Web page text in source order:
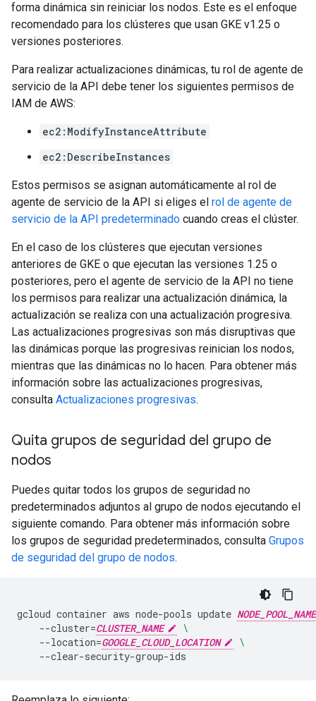
forma dinámica sin reiniciar los nodos. Este es el enfoque
recomendado para los clústeres que usan GKE v1.25 o
versiones posteriores.
Para realizar actualizaciones dinámicas, tu rol de agente de
servicio de la API debe tener los siguientes permisos de
IAM de AWS:
ec2:ModifyInstanceAttribute
ec2:DescribeInstances
Estos permisos se asignan automáticamente al rol de
agente de servicio de la API si eliges el rol de agente de
servicio de la API predeterminado cuando creas el clúster.
En el caso de los clústeres que ejecutan versiones
anteriores de GKE o que ejecutan las versiones 1.25 o
posteriores, pero el agente de servicio de la API no tiene
los permisos para realizar una actualización dinámica, la
actualización se realiza con una actualización progresiva.
Las actualizaciones progresivas son más disruptivas que
las dinámicas porque las progresivas reinician los nodos,
mientras que las dinámicas no lo hacen. Para obtener más
información sobre las actualizaciones progresivas,
consulta Actualizaciones progresivas.
Quita grupos de seguridad del grupo de
nodos
Puedes quitar todos los grupos de seguridad no
predeterminados adjuntos al grupo de nodos ejecutando el
siguiente comando. Para obtener más información sobre
los grupos de seguridad predeterminados, consulta Grupos
de seguridad del grupo de nodos.
gcloud container aws node-pools update NODE_POOL_NAME
--cluster=CLUSTER_NAME
\
--location=GOOGLE_CLOUD_LOCATION
\